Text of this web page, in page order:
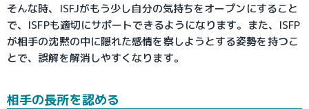
そんな時、ISFJがもう少し自分の気持ちをオープンにすること
で、ISFPも適切にサポートできるようになります。また、ISFP
が相手の沈黙の中に隠れた感情を察しようとする姿勢を持つこ
とで、誤解を解消しやすくなります。
相手の長所を認める